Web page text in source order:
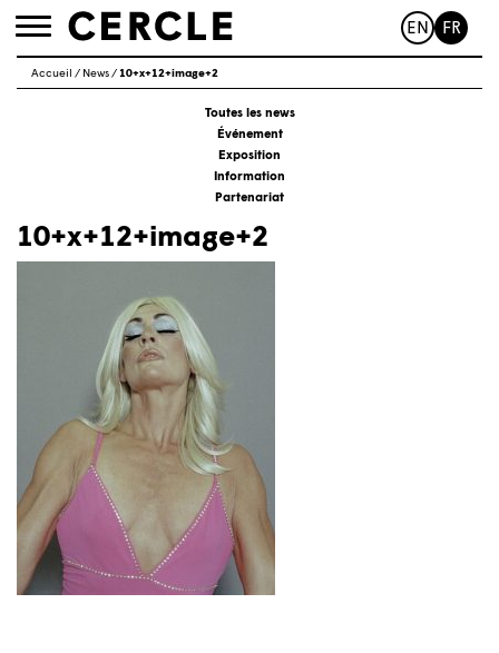
Toggle
EN FR
Accueil / News/ 10+x+12+image+2
Toutes les news
Événement
Exposition
Information
Partenariat
10+x+12+image+2